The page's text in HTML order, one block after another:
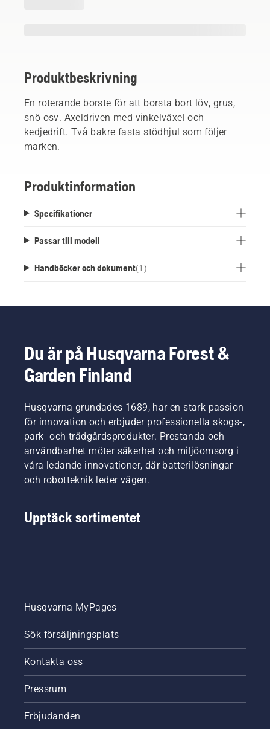
Produktbeskrivning
En roterande borste för att borsta bort löv, grus,
snö osv. Axeldriven med vinkelväxel och
kedjedrift. Två bakre fasta stödhjul som följer
marken.
Produktinformation
Specifikationer
Passar till modell
Handböcker och dokument(1 )
Du är på Husqvarna Forest &
Garden Finland
Husqvarna grundades 1689, har en stark passion
för innovation och erbjuder professionella skogs-,
park- och trädgårdsprodukter. Prestanda och
användbarhet möter säkerhet och miljöomsorg i
våra ledande innovationer, där batterilösningar
och robotteknik leder vägen.
Upptäck sortimentet
Husqvarna MyPages
Sök försäljningsplats
Kontakta oss
Pressrum
Erbjudanden